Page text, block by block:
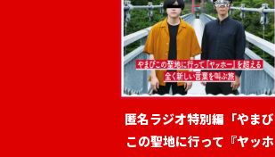
匿名ラジオ特別編「やまび
この聖地に行って『ヤッホ